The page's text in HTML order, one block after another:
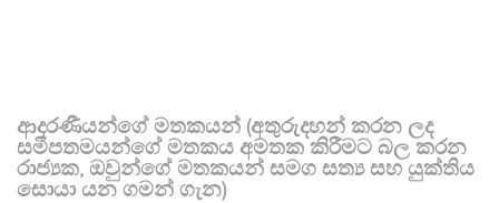
ආදරණීයන්ගේ මතකයන් (අතුරුදහන් කරන ලද
සමීපතමයන්ගේ මතකය අමතක කිරීමට බල කරන
රාජ්‍යක, ඔවුන්ගේ මතකයන් සමග සත්‍ය සහ යුක්තිය
සොයා යන ගමන් ගැන)